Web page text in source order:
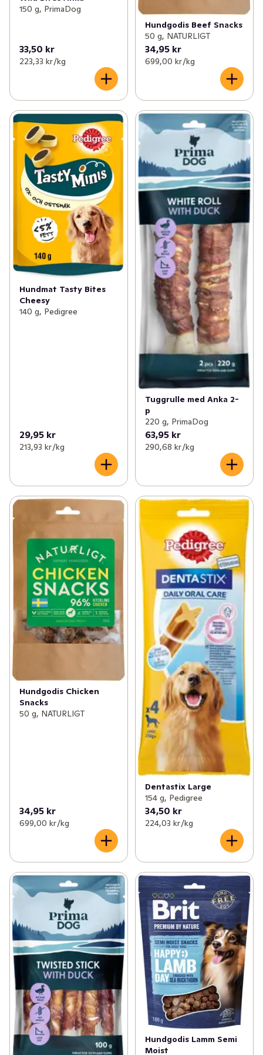
hundgodiset finns tre smakalternativ!
150 g, PrimaDog
33,50 kr
223,33 kr /kg
Hundgodis Beef Snacks
50 g, NATURLIGT
34,95 kr
699,00 kr /kg
Hundmat Tasty Bites
Cheesy
140 g, Pedigree
29,95 kr
213,93 kr /kg
Tuggrulle med Anka 2-
p
220 g, PrimaDog
63,95 kr
290,68 kr /kg
Hundgodis Chicken
Snacks
50 g, NATURLIGT
34,95 kr
699,00 kr /kg
Dentastix Large
154 g, Pedigree
34,50 kr
224,03 kr /kg
Hundgodis Lamm Semi
Moist